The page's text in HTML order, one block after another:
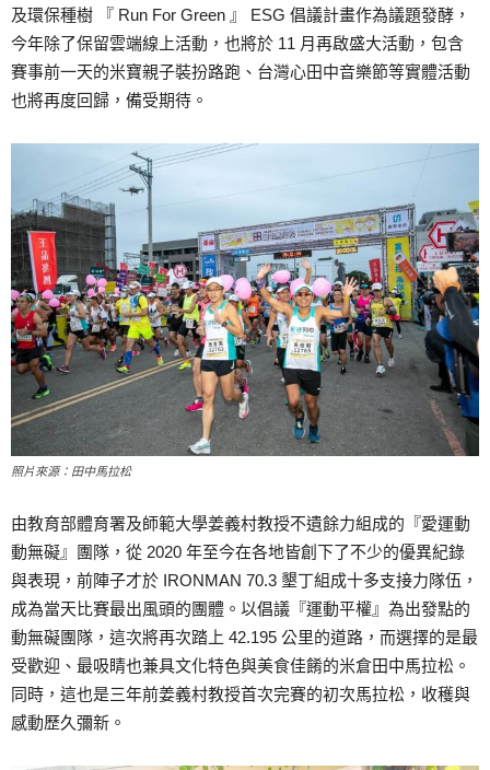
及環保種樹 『 Run For Green 』 ESG 倡議計畫作為議題發酵，
今年除了保留雲端線上活動，也將於 11 月再啟盛大活動，包含
賽事前一天的米寶親子裝扮路跑、台灣心田中音樂節等實體活動
也將再度回歸，備受期待。
照片來源：田中馬拉松
由教育部體育署及師範大學姜義村教授不遺餘力組成的『愛運動
動無礙』團隊，從 2020 年至今在各地皆創下了不少的優異紀錄
與表現，前陣子才於 IRONMAN 70.3 墾丁組成十多支接力隊伍，
成為當天比賽最出風頭的團體。以倡議『運動平權』為出發點的
動無礙團隊，這次將再次踏上 42.195 公里的道路，而選擇的是最
受歡迎、最吸睛也兼具文化特色與美食佳餚的米倉田中馬拉松。
同時，這也是三年前姜義村教授首次完賽的初次馬拉松，收穫與
感動歷久彌新。